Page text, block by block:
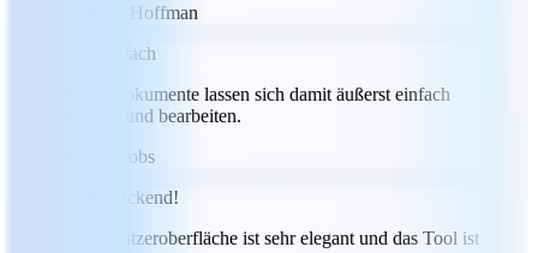
Ryan Hoffman
Total einfach
Meine Dokumente lassen sich damit äußerst einfach
erstellen und bearbeiten.
Jeff Jacobs
Beeindruckend!
Die Benutzeroberfläche ist sehr elegant und das Tool ist